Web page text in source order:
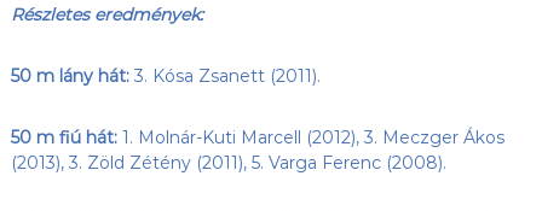
n
p
Részletes eredmények:
50 m lány hát:3. Kósa Zsanett (2011).
50 m fiú hát: 1. Molnár-Kuti Marcell (2012), 3. Meczger Ákos
(2013), 3. Zöld Zétény (2011), 5. Varga Ferenc (2008).